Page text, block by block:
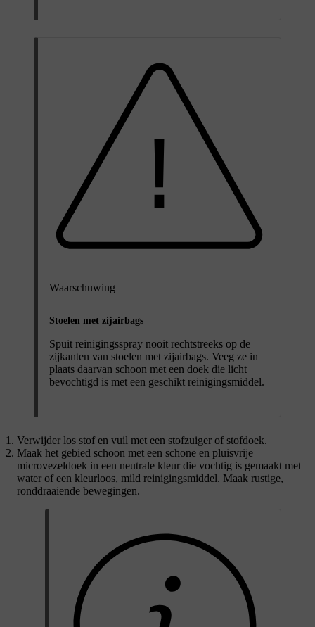
Waarschuwing
Stoelen met zijairbags
Spuit reinigingsspray nooit rechtstreeks op de
zijkanten van stoelen met zijairbags. Veeg ze in
plaats daarvan schoon met een doek die licht
bevochtigd is met een geschikt reinigingsmiddel.
Verwijder los stof en vuil met een stofzuiger of stofdoek.
Maak het gebied schoon met een schone en pluisvrije
microvezeldoek in een neutrale kleur die vochtig is gemaakt met
water of een kleurloos, mild reinigingsmiddel. Maak rustige,
ronddraaiende bewegingen.